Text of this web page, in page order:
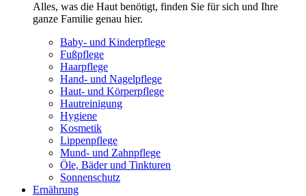
Alles, was die Haut benötigt, finden Sie für sich und Ihre
ganze Familie genau hier.
Baby- und Kinderpflege
Fußpflege
Haarpflege
Hand- und Nagelpflege
Haut- und Körperpflege
Hautreinigung
Hygiene
Kosmetik
Lippenpflege
Mund- und Zahnpflege
Öle, Bäder und Tinkturen
Sonnenschutz
Ernährung